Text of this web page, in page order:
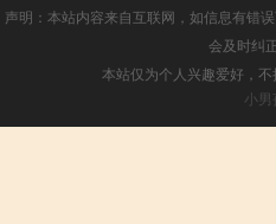
声明：本站内容来自互联网，如信息有错
会及时纠
本站仅为个人兴趣爱好，
小男